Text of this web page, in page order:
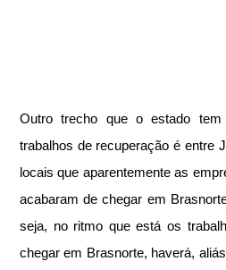
Outro trecho que o estado
trabalhos de recuperação é entre
locais que aparentemente as
acabaram de chegar em
seja, no ritmo que está os
chegar em Brasnorte, haverá,